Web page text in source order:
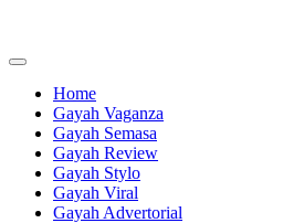
content
Home
Gayah Vaganza
Gayah Semasa
Gayah Review
Gayah Stylo
Gayah Viral
Gayah Advertorial